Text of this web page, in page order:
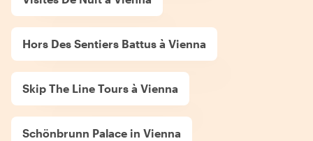
Hors Des Sentiers Battus à Vienna
Skip The Line Tours à Vienna
Schönbrunn Palace in Vienna